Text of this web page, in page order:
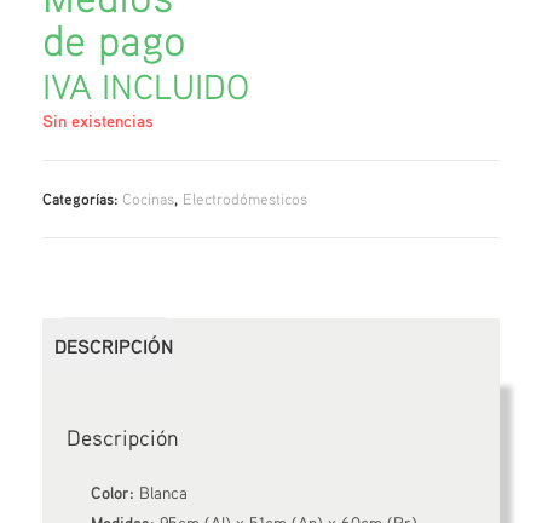
IVA INCLUIDO
Sin existencias
Categorías:Cocinas, Electrodómesticos
DESCRIPCIÓN
Descripción
Color: Blanca